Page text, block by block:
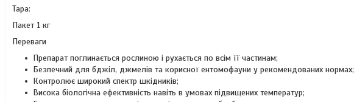
Тара:
Пакет 1 кг
Переваги
Препарат поглинається рослиною і рухається по всім її частинам;
Безпечний для бджіл, джмелів та корисної ентомофауни у рекомендованих нормах;
Контролює широкий спектр шкідників;
Висока біологічна ефективність навіть в умовах підвищених температур;